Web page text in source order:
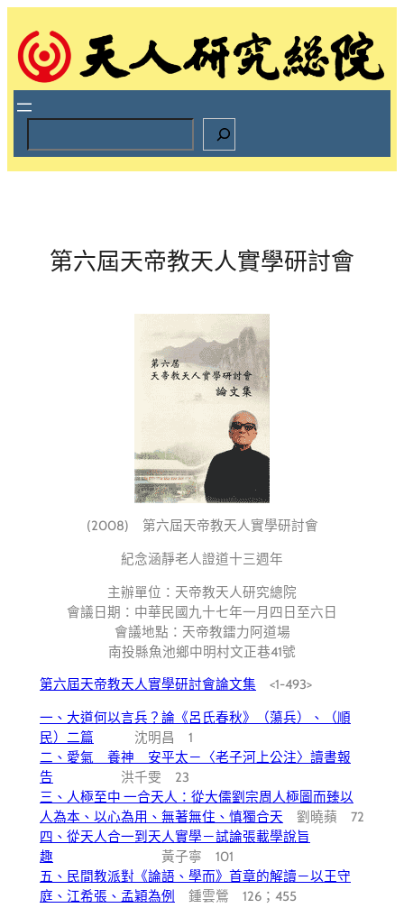
主
內
容
e
第六屆天帝教天人實學研討會
(2008) 第六屆天帝教天人實學研討會
紀念涵靜老人證道十三週年
主辦單位：天帝教天人研究總院
會議日期：中華民國九十七年一月四日至六日
會議地點：天帝教鐳力阿道場
南投縣魚池鄉中明村文正巷41號
第六屆天帝教天人實學研討會論文集 <1-493>
一、大道何以言兵？論《呂氏春秋》（蕩兵）、（順
民）二篇 沈明昌 1
二、愛氣 養神 安平太－〈老子河上公注〉讀書報
告 洪千雯 23
三、人極至中 一合天人：從大儒劉宗周人極圖而臻以
人為本、以心為用、無著無住、慎獨合天 劉曉蘋 72
四、從天人合一到天人實學－試論張載學說旨
趣 黃子寧 101
五、民間教派對《論語、學而》首章的解讀－以王守
庭、江希張、孟穎為例
鍾雲鶯 126；455